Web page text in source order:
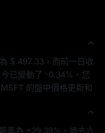
$ 497.33 ，而前一日收
已變動了 -0.34% 。您
MSFT 的盤中價格更新和
率為 +29.39% ，過去六